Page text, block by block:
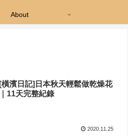
About
[橫濱日記]日本秋天輕鬆做乾燥花
｜11天完整紀錄
2020.11.25